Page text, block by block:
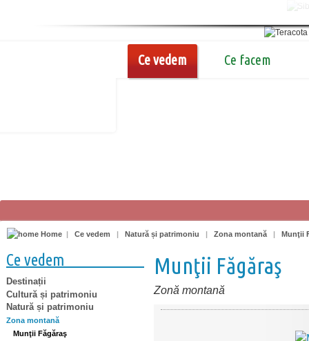
Ce vedem Ce facem
Home | Ce vedem | Natură și patrimoniu | Zona montană | Munţii
Ce vedem
Destinații
Cultură și patrimoniu
Natură și patrimoniu
Zona montană
Munţii Făgăraş
Munţii Făgăraş
Zonă montană